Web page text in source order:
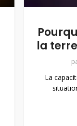
la
La